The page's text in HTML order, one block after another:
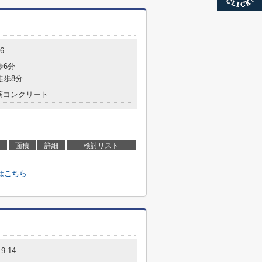
6分
歩8分
コンクリート
面積 詳細 検討リスト
こちら
14